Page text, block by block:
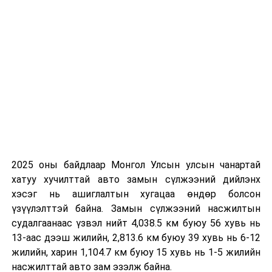
Элсэлтийн шалгалт өгөх Ухань хотын сурагчид
сургуульдаа явж эхэллээ
ГХЯ-ны Төрийн нарийн бичгийн дарга Д.Даваасүрэн
ажлаа хүлээлгэн өглөө
2025 оны байдлаар Монгол Улсын улсын чанартай
хатуу хучилттай авто замын сүлжээний дийлэнх
хэсэг нь ашиглалтын хугацаа өндөр болсон
үзүүлэлттэй байна. Замын сүлжээний насжилтын
судалгаанаас үзвэл нийт 4,038.5 км буюу 56 хувь нь
13-аас дээш жилийн, 2,813.6 км буюу 39 хувь нь 6-12
жилийн, харин 1,104.7 км буюу 15 хувь нь 1-5 жилийн
насжилттай авто зам эзэлж байна.